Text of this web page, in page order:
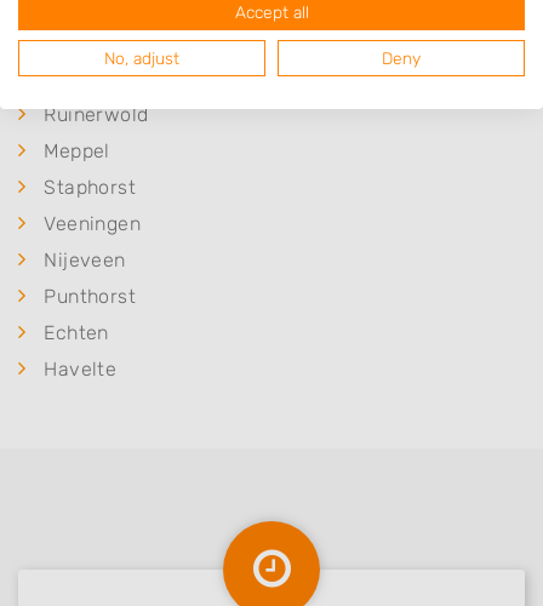
IJhorst
Koekange
Ruinerwold
Meppel
Staphorst
Veeningen
Nijeveen
Punthorst
Echten
Havelte
Accept all
No, adjust Deny